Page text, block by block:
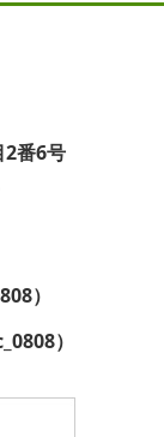
2番6号
）
）